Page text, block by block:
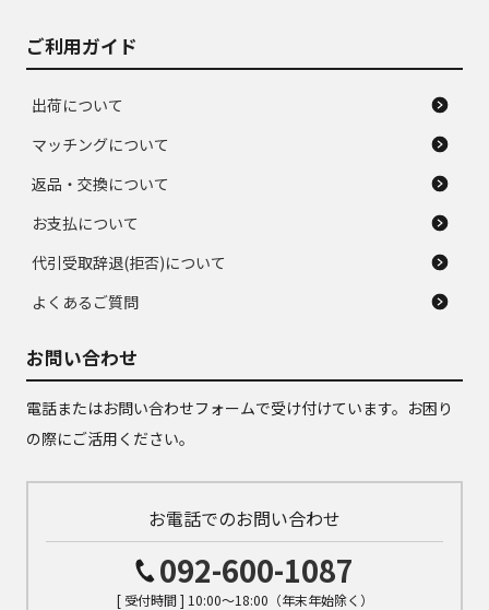
ご利用ガイド
出荷について
マッチングについて
返品・交換について
お支払について
代引受取辞退(拒否)について
よくあるご質問
お問い合わせ
電話またはお問い合わせフォームで受け付けています。お困り
の際にご活用ください。
お電話でのお問い合わせ
092-600-1087
[ 受付時間 ] 10:00～18:00（年末年始除く）